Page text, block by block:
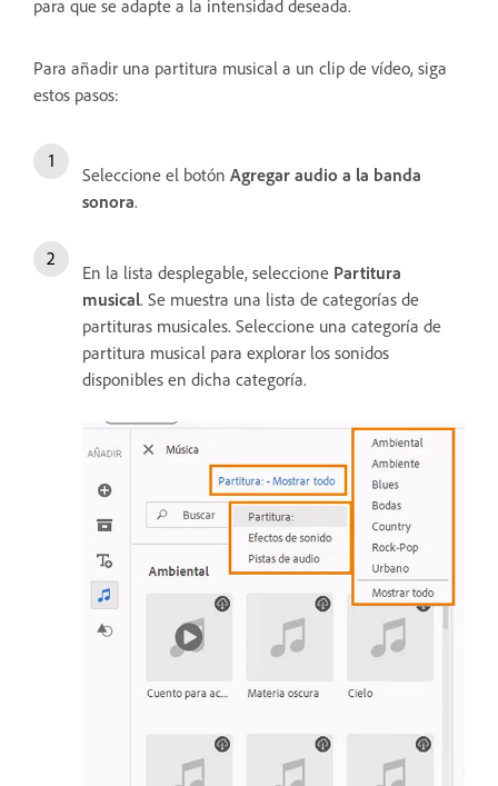
para que se adapte a la intensidad deseada.
Para añadir una partitura musical a un clip de vídeo, siga
estos pasos:
Seleccione el botón Agregar audio a la banda
sonora.
En la lista desplegable, seleccione Partitura
musical. Se muestra una lista de categorías de
partituras musicales. Seleccione una categoría de
partitura musical para explorar los sonidos
disponibles en dicha categoría.